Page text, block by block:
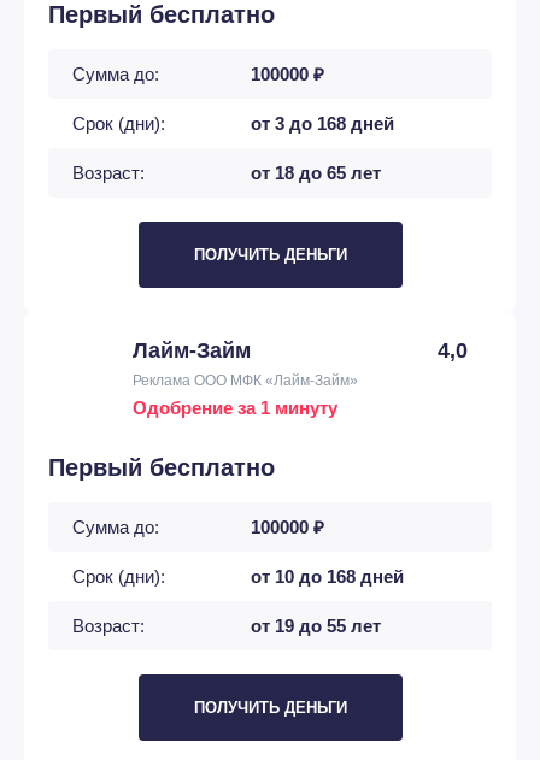
Первый бесплатно
Сумма до: 100000 ₽
Срок (дни): от 3 до 168 дней
Возраст: от 18 до 65 лет
ПОЛУЧИТЬ ДЕНЬГИ
Лайм-Займ 4,0
Реклама ООО МФК «Лайм-Займ»
Одобрение за 1 минуту
Первый бесплатно
Сумма до: 100000 ₽
Срок (дни): от 10 до 168 дней
Возраст: от 19 до 55 лет
ПОЛУЧИТЬ ДЕНЬГИ